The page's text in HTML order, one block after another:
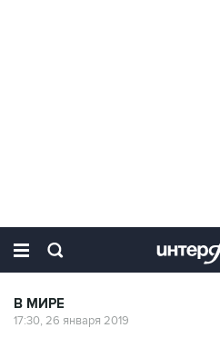
В МИРЕ
17:30, 26 января 2019